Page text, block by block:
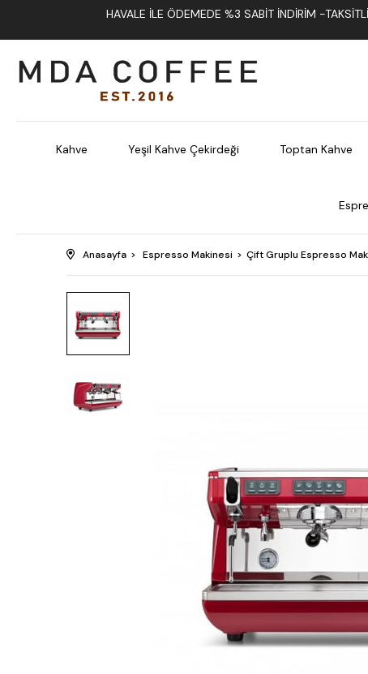
HAVALE İLE ÖDEMEDE %3 SABIT İNDIRIM -
Kahve Yeşil Kahve Çekirdeği Toptan Kahve
Anasayfa Espresso Makinesi Çift Gruplu Espresso